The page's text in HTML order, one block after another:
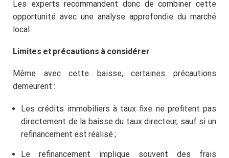
Les experts recommandent donc de combiner cette
opportunité avec une analyse approfondie du marché
local.
Limites et précautions à considérer
Même avec cette baisse, certaines précautions
demeurent :
Les crédits immobiliers à taux fixe ne profitent pas
directement de la baisse du taux directeur, sauf si un
refinancement est réalisé ;
Le refinancement implique souvent des frais
N'attendez pas la dernière